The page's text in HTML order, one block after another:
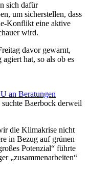
sich dafür
um sicherstellen, dass
Konflikt eine aktive
wird.
davor gewarnt,
hat, so als ob es
an Beratungen
Baerbock derweil
die Klimakrise nicht
in Bezug auf grünen
Potenzial“ führte
„zusammenarbeiten“